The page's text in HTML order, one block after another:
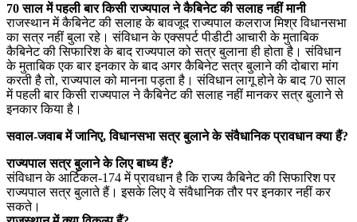
70 साल में पहली बार किसी राज्यपाल ने कैबिनेट की सलाह नहीं मानी
राजस्थान में कैबिनेट की सलाह के बावजूद राज्यपाल कलराज मिश्र विधानसभा
का सत्र नहीं बुला रहे। संविधान के एक्सपर्ट पीडीटी आचारी के मुताबिक
कैबिनेट की सिफारिश के बाद राज्यपाल को सत्र बुलाना ही होता है। संविधान
के मुताबिक एक बार इनकार के बाद अगर कैबिनेट सत्र बुलाने की दोबारा मांग
करती है तो, राज्यपाल को मानना पड़ता है। संविधान लागू होने के बाद 70 साल
में पहली बार किसी राज्यपाल ने कैबिनेट की सलाह नहीं मानकर सत्र बुलाने से
इनकार किया है।
सवाल-जवाब में जानिए, विधानसभा सत्र बुलाने के संवैधानिक प्रावधान क्या हैं?
राज्यपाल सत्र बुलाने के लिए बाध्य हैं?
संविधान के आर्टिकल-174 में प्रावधान है कि राज्य कैबिनेट की सिफारिश पर
राज्यपाल सत्र बुलाते हैं। इसके लिए वे संवैधानिक तौर पर इनकार नहीं कर
सकते।